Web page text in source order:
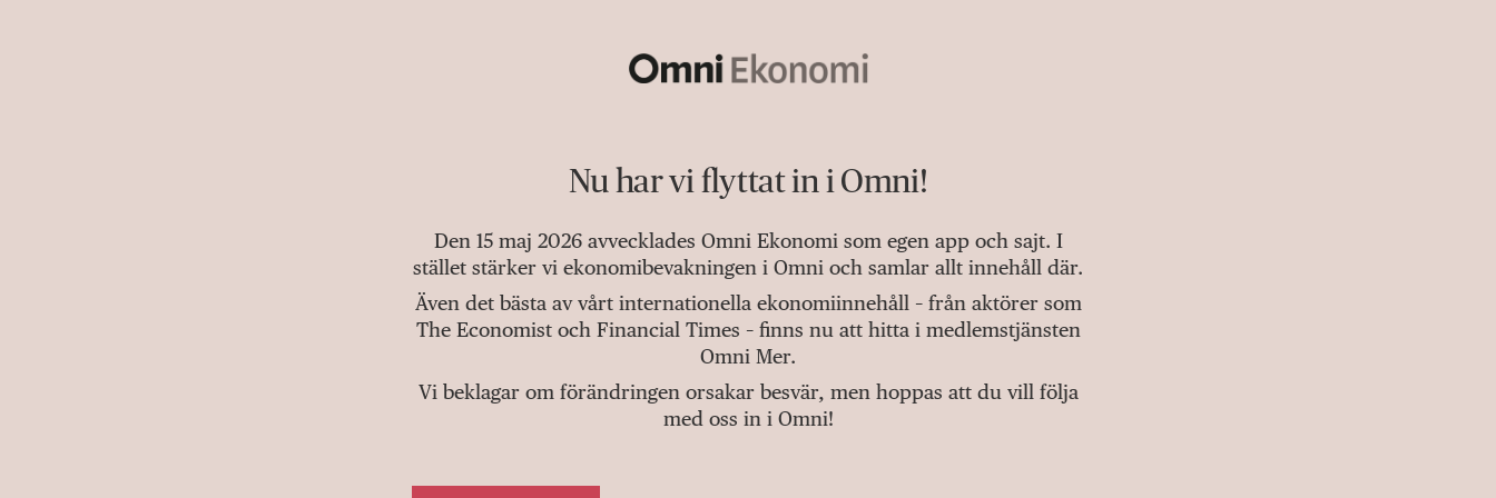
Nu har vi flyttat in i Omni!
Den 15 maj 2026 avvecklades Omni Ekonomi som egen app och sajt. I
stället stärker vi ekonomibevakningen i Omni och samlar allt innehåll där.
Även det bästa av vårt internationella ekonomiinnehåll – från aktörer som
The Economist och Financial Times – finns nu att hitta i medlemstjänsten
Omni Mer.
Vi beklagar om förändringen orsakar besvär, men hoppas att du vill följa
med oss in i Omni!